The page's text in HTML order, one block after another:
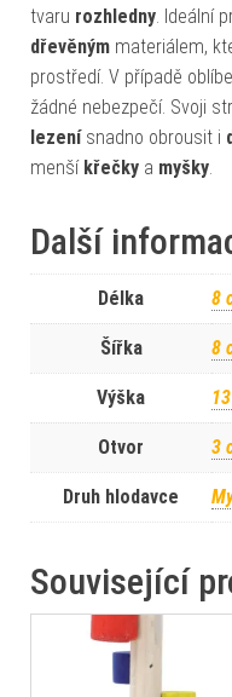
tvaru rozhledny . Ideální
dřevěným materiálem,
prostředí. V případě
žádné nebezpečí. Svoji
lezenísnadno obrousit i
menší křečky a myšky
Další
Délka 8
Šířka 8
Výška
Otvor 3
Druh hlodavce
Související